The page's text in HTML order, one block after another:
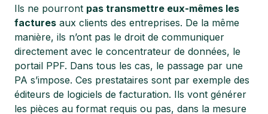
Ils ne pourront pas transmettre eux-mêmes les
factures aux clients des entreprises. De la même
manière, ils n’ont pas le droit de communiquer
directement avec le concentrateur de données, le
portail PPF. Dans tous les cas, le passage par une
PA s’impose. Ces prestataires sont par exemple des
éditeurs de logiciels de facturation. Ils vont générer
les pièces au format requis ou pas, dans la mesure